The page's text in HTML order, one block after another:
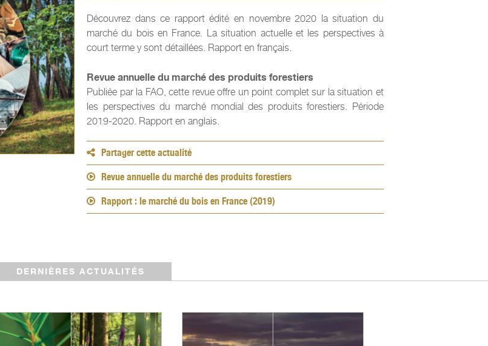
Découvrez dans ce rapport édité en novembre 2020 la situation du
marché du bois en France. La situation actuelle et les perspectives à
court terme y sont détaillées. Rapport en français.
Revue annuelle du marché des produits forestiers
Publiée par la FAO, cette revue offre un point complet sur la situation et
les perspectives du marché mondial des produits forestiers. Période
2019-2020. Rapport en anglais.
Partager cette actualité
Revue annuelle du marché des produits forestiers
Rapport : le marché du bois en France (2019)
DERNIÈRES ACTUALITÉS